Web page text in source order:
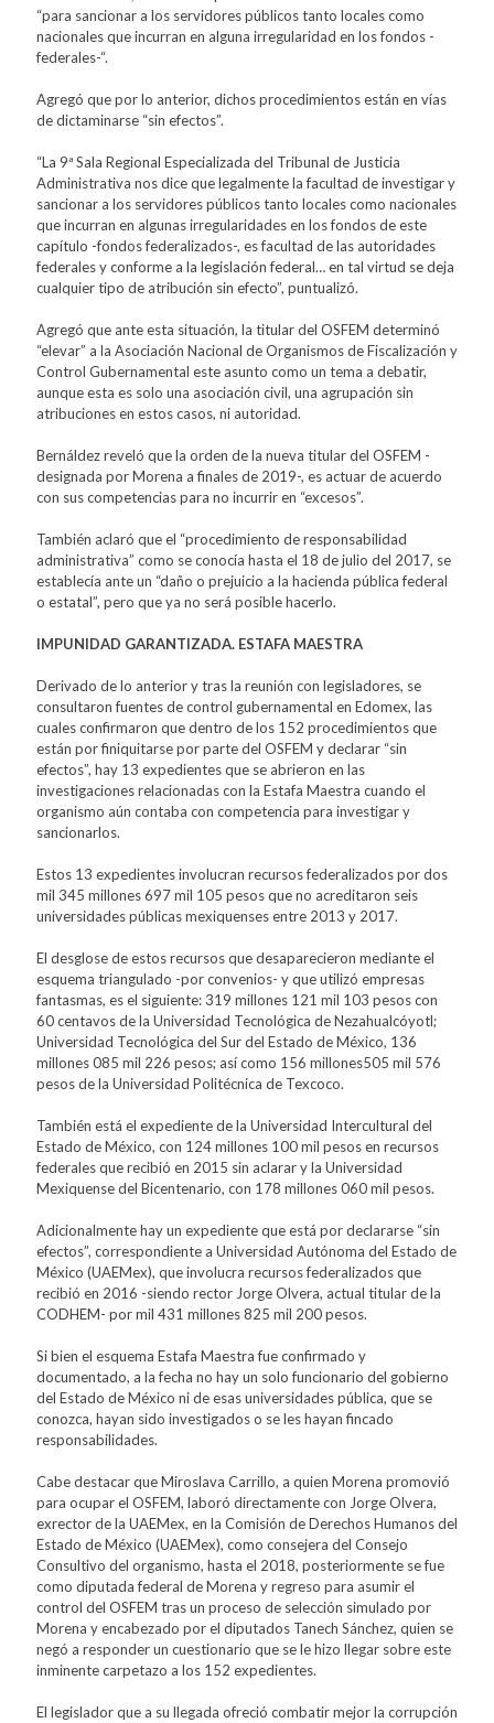
“para sancionar a los servidores públicos tanto locales como
nacionales que incurran en alguna irregularidad en los fondos -
federales-“.
Agregó que por lo anterior, dichos procedimientos están en vías
de dictaminarse “sin efectos”.
“La 9ª Sala Regional Especializada del Tribunal de Justicia
Administrativa nos dice que legalmente la facultad de investigar y
sancionar a los servidores públicos tanto locales como nacionales
que incurran en algunas irregularidades en los fondos de este
capítulo -fondos federalizados-, es facultad de las autoridades
federales y conforme a la legislación federal… en tal virtud se deja
cualquier tipo de atribución sin efecto”, puntualizó.
Agregó que ante esta situación, la titular del OSFEM determinó
“elevar” a la Asociación Nacional de Organismos de Fiscalización y
Control Gubernamental este asunto como un tema a debatir,
aunque esta es solo una asociación civil, una agrupación sin
atribuciones en estos casos, ni autoridad.
Bernáldez reveló que la orden de la nueva titular del OSFEM -
designada por Morena a finales de 2019-, es actuar de acuerdo
con sus competencias para no incurrir en “excesos”.
También aclaró que el “procedimiento de responsabilidad
administrativa” como se conocía hasta el 18 de julio del 2017, se
establecía ante un “daño o prejuicio a la hacienda pública federal
o estatal”, pero que ya no será posible hacerlo.
IMPUNIDAD GARANTIZADA. ESTAFA MAESTRA
Derivado de lo anterior y tras la reunión con legisladores, se
consultaron fuentes de control gubernamental en Edomex, las
cuales confirmaron que dentro de los 152 procedimientos que
están por finiquitarse por parte del OSFEM y declarar “sin
efectos”, hay 13 expedientes que se abrieron en las
investigaciones relacionadas con la Estafa Maestra cuando el
organismo aún contaba con competencia para investigar y
sancionarlos.
Estos 13 expedientes involucran recursos federalizados por dos
mil 345 millones 697 mil 105 pesos que no acreditaron seis
universidades públicas mexiquenses entre 2013 y 2017.
El desglose de estos recursos que desaparecieron mediante el
esquema triangulado -por convenios- y que utilizó empresas
fantasmas, es el siguiente: 319 millones 121 mil 103 pesos con
60 centavos de la Universidad Tecnológica de Nezahualcóyotl;
Universidad Tecnológica del Sur del Estado de México, 136
millones 085 mil 226 pesos; así como 156 millones505 mil 576
pesos de la Universidad Politécnica de Texcoco.
También está el expediente de la Universidad Intercultural del
Estado de México, con 124 millones 100 mil pesos en recursos
federales que recibió en 2015 sin aclarar y la Universidad
Mexiquense del Bicentenario, con 178 millones 060 mil pesos.
Adicionalmente hay un expediente que está por declararse “sin
efectos”, correspondiente a Universidad Autónoma del Estado de
México (UAEMex), que involucra recursos federalizados que
recibió en 2016 -siendo rector Jorge Olvera, actual titular de la
CODHEM- por mil 431 millones 825 mil 200 pesos.
Si bien el esquema Estafa Maestra fue confirmado y
documentado, a la fecha no hay un solo funcionario del gobierno
del Estado de México ni de esas universidades pública, que se
conozca, hayan sido investigados o se les hayan fincado
responsabilidades.
Cabe destacar que Miroslava Carrillo, a quien Morena promovió
para ocupar el OSFEM, laboró directamente con Jorge Olvera,
exrector de la UAEMex, en la Comisión de Derechos Humanos del
Estado de México (UAEMex), como consejera del Consejo
Consultivo del organismo, hasta el 2018, posteriormente se fue
como diputada federal de Morena y regreso para asumir el
control del OSFEM tras un proceso de selección simulado por
Morena y encabezado por el diputados Tanech Sánchez, quien se
negó a responder un cuestionario que se le hizo llegar sobre este
inminente carpetazo a los 152 expedientes.
El legislador que a su llegada ofreció combatir mejor la corrupción